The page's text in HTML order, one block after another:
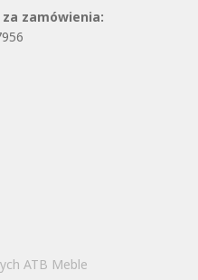
zamówienia:
ATB Meble